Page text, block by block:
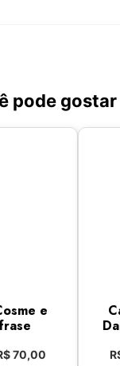
pode
e
70,00